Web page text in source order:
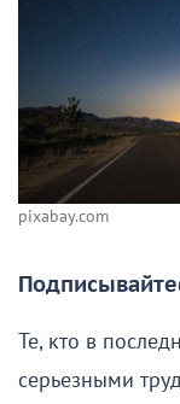
pixabay.com
Те, кто в
серьезными